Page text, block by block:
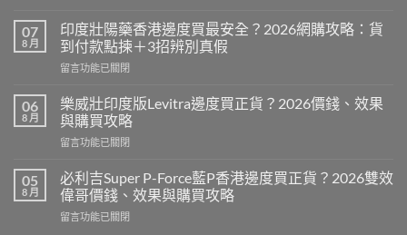
度
威
而
鋼
犀
利
士
邊
好？
2026
果、
07
8 月
印度壯陽藥香港邊度買最安全？2026網購攻略：貨
到付款點揀＋3招辨別真假
在
度
壯
陽
藥
港
邊
度
買
留言功能已關閉
06
8 月
樂威壯印度版Levitra邊度買正貨？2026價錢、效果
與購買攻略
在
威
壯
印
度
留言功能已關閉
05
8 月
必利吉Super P-Force藍P香港邊度買正貨？2026雙效
偉哥價錢、效果與購買攻略
在
留言功能已關閉